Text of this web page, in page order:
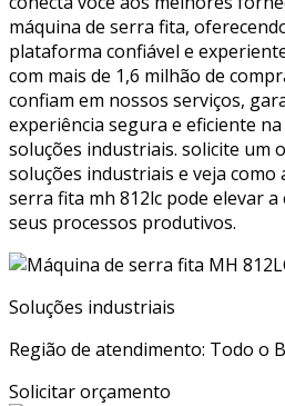
máquina de serra fita,
plataforma confiável e
com mais de 1,6 milhão de
confiam em nossos serviços,
experiência segura e eficiente
soluções industriais. solicite um
soluções industriais e veja como
serra fita mh 812lc pode elevar a
seus processos produtivos.
Soluções industriais
Região de atendimento: Todo o
Solicitar orçamento